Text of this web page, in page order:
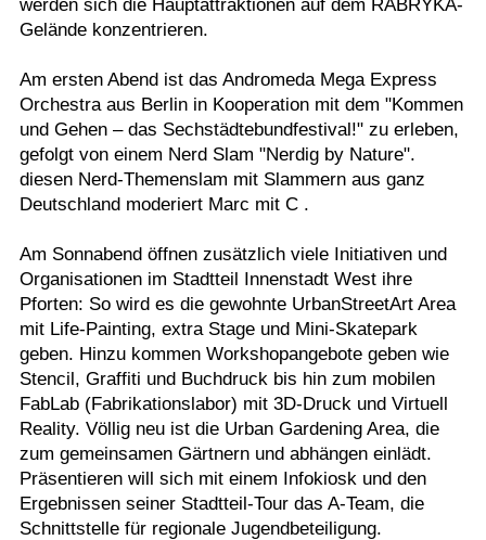
werden sich die Hauptattraktionen auf dem RABRYKA-
Gelände konzentrieren.
Am ersten Abend ist das Andromeda Mega Express
Orchestra aus Berlin in Kooperation mit dem "Kommen
und Gehen – das Sechstädtebundfestival!" zu erleben,
gefolgt von einem Nerd Slam "Nerdig by Nature".
diesen Nerd-Themenslam mit Slammern aus ganz
Deutschland moderiert Marc mit C .
Am Sonnabend öffnen zusätzlich viele Initiativen und
Organisationen im Stadtteil Innenstadt West ihre
Pforten: So wird es die gewohnte UrbanStreetArt Area
mit Life-Painting, extra Stage und Mini-Skatepark
geben. Hinzu kommen Workshopangebote geben wie
Stencil, Graffiti und Buchdruck bis hin zum mobilen
FabLab (Fabrikationslabor) mit 3D-Druck und Virtuell
Reality. Völlig neu ist die Urban Gardening Area, die
zum gemeinsamen Gärtnern und abhängen einlädt.
Präsentieren will sich mit einem Infokiosk und den
Ergebnissen seiner Stadtteil-Tour das A-Team, die
Schnittstelle für regionale Jugendbeteiligung.